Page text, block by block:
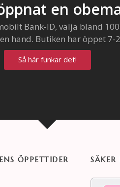
en
Bank-ID, välja bland
hand. Butiken har öppet 7-
Så här funkar det!
ÖPPETTIDER